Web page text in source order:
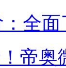
全
帝